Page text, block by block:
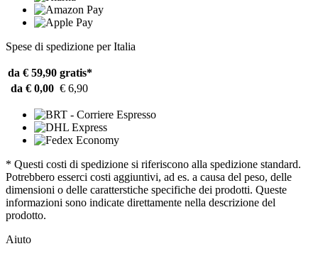
Spese di spedizione per Italia
da € 59,90 gratis*
da € 0,00 € 6,90
* Questi costi di spedizione si riferiscono alla spedizione standard.
Potrebbero esserci costi aggiuntivi, ad es. a causa del peso, delle
dimensioni o delle caratterstiche specifiche dei prodotti. Queste
informazioni sono indicate direttamente nella descrizione del
prodotto.
Aiuto